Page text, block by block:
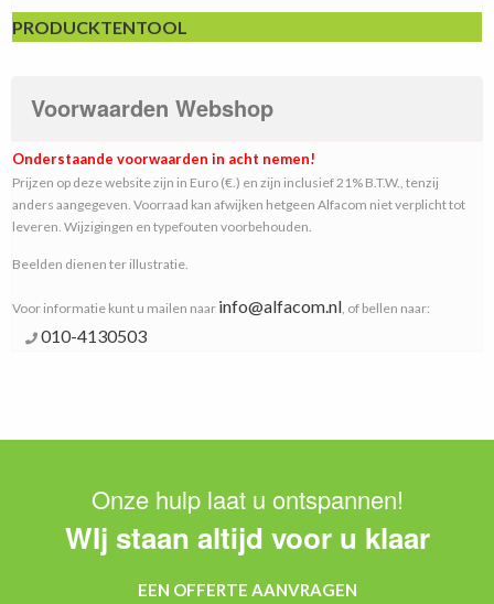
PRODUCKTENTOOL
Voorwaarden Webshop
Onderstaande voorwaarden in acht nemen!
Prijzen op deze website zijn in Euro (€.) en zijn inclusief 21% B.T.W., tenzij
anders aangegeven. Voorraad kan afwijken hetgeen Alfacom niet verplicht tot
leveren. Wijzigingen en typefouten voorbehouden.
Beelden dienen ter illustratie.
Voor informatie kunt u mailen naar info@alfacom.nl, of bellen naar:
010-4130503
Onze hulp laat u ontspannen!
WIj staan altijd voor u klaar
EEN OFFERTE AANVRAGEN